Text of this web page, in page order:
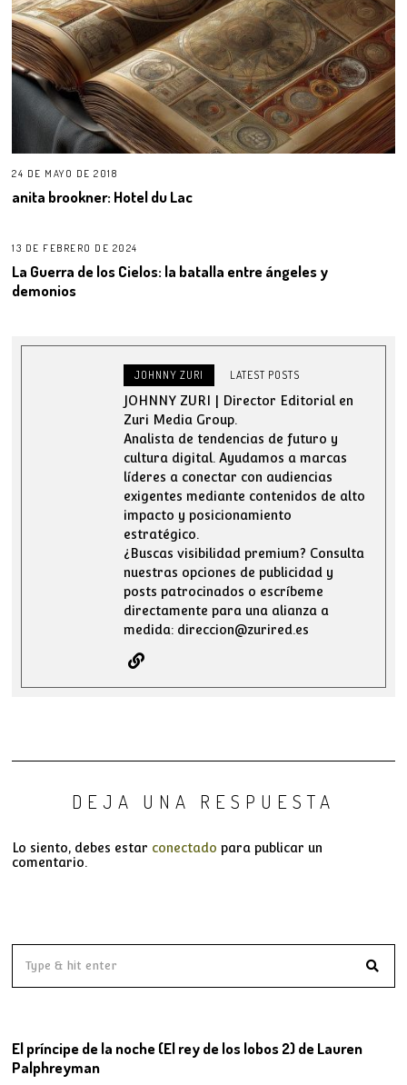
24 DE MAYO DE 2018
anita brookner: Hotel du Lac
13 DE FEBRERO DE 2024
La Guerra de los Cielos: la batalla entre ángeles y
demonios
JOHNNY ZURI LATEST POSTS
JOHNNY ZURI | Director Editorial en
Zuri Media Group.
Analista de tendencias de futuro y
cultura digital. Ayudamos a marcas
líderes a conectar con audiencias
exigentes mediante contenidos de alto
impacto y posicionamiento
estratégico.
¿Buscas visibilidad premium? Consulta
nuestras opciones de publicidad y
posts patrocinados o escríbeme
directamente para una alianza a
medida: direccion@zurired.es
DEJA UNA RESPUESTA
Lo siento, debes estar conectado para publicar un
comentario.
El príncipe de la noche (El rey de los lobos 2) de Lauren
Palphreyman